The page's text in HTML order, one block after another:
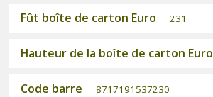
Fût boîte de carton Euro 231
Hauteur de la boîte de carton Euro
Code barre 8717191537230